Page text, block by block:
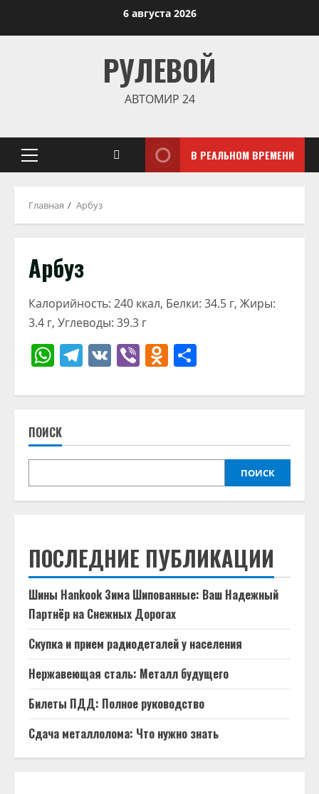
6 августа 2026
РУЛЕВОЙ
АВТОМИР 24
Основное
В РЕАЛЬНОМ ВРЕМЕНИ
Главная Арбуз
Арбуз
Калорийность: 240 ккал, Белки: 34.5 г, Жиры:
3.4 г, Углеводы: 39.3 г
WhatsApp
Telegram
VK ViberOdnoklassniki
ПОИСК
ПОИСК
ПОСЛЕДНИЕ ПУБЛИКАЦИИ
Шины Hankook Зима Шипованные: Ваш Надежный
Партнёр на Снежных Дорогах
Скупка и прием радиодеталей у населения
Нержавеющая сталь: Металл будущего
Билеты ПДД: Полное руководство
Сдача металлолома: Что нужно знать